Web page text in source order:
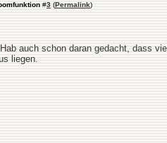
#3 (Permalink)
auch schon daran gedacht, dass
liegen.